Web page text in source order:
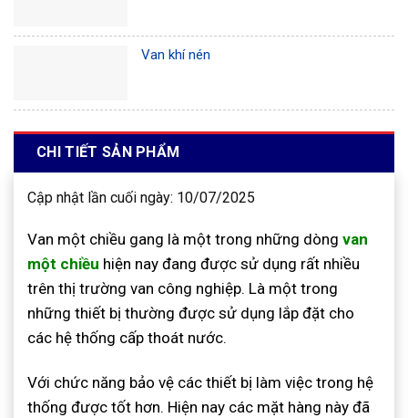
Van khí nén
CHI TIẾT SẢN PHẨM
Cập nhật lần cuối ngày: 10/07/2025
Van một chiều gang là một trong những dòng van
một chiều hiện nay đang được sử dụng rất nhiều
trên thị trường van công nghiệp. Là một trong
những thiết bị thường được sử dụng lắp đặt cho
các hệ thống cấp thoát nước.
Với chức năng bảo vệ các thiết bị làm việc trong hệ
thống được tốt hơn. Hiện nay các mặt hàng này đã